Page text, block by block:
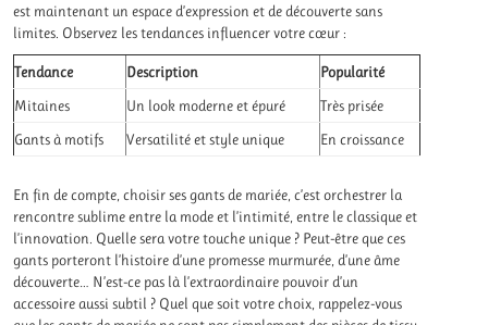
est maintenant un espace d’expression et de découverte sans
limites. Observez les tendances influencer votre cœur :
Tendance Description
Popularité
Mitaines
Un look moderne et épuré
Très prisée
Gants à motifs
Versatilité et style unique En croissance
En fin de compte, choisir ses gants de mariée, c’est orchestrer la
rencontre sublime entre la mode et l’intimité, entre le classique et
l’innovation. Quelle sera votre touche unique ? Peut-être que ces
gants porteront l’histoire d’une promesse murmurée, d’une âme
découverte… N’est-ce pas là l’extraordinaire pouvoir d’un
accessoire aussi subtil ? Quel que soit votre choix, rappelez-vous